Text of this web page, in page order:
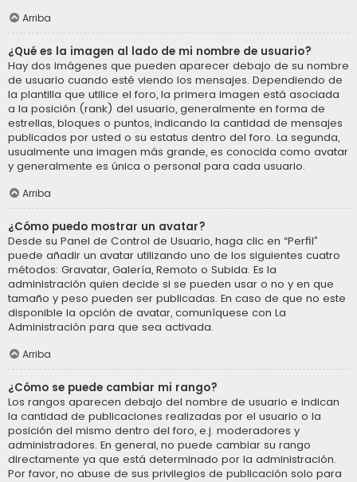
Arriba
¿Qué es la imagen al lado de mi nombre de usuario?
Hay dos imágenes que pueden aparecer debajo de su nombre
de usuario cuando esté viendo los mensajes. Dependiendo de
la plantilla que utilice el foro, la primera imagen está asociada
a la posición (rank) del usuario, generalmente en forma de
estrellas, bloques o puntos, indicando la cantidad de mensajes
publicados por usted o su estatus dentro del foro. La segunda,
usualmente una imagen más grande, es conocida como avatar
y generalmente es única o personal para cada usuario.
Arriba
¿Cómo puedo mostrar un avatar?
Desde su Panel de Control de Usuario, haga clic en “Perfil”
puede añadir un avatar utilizando uno de los siguientes cuatro
métodos: Gravatar, Galería, Remoto o Subida. Es la
administración quien decide si se pueden usar o no y en que
tamaño y peso pueden ser publicadas. En caso de que no este
disponible la opción de avatar, comuníquese con La
Administración para que sea activada.
Arriba
¿Cómo se puede cambiar mi rango?
Los rangos aparecen debajo del nombre de usuario e indican
la cantidad de publicaciones realizadas por el usuario o la
posición del mismo dentro del foro, e.j. moderadores y
administradores. En general, no puede cambiar su rango
directamente ya que está determinado por la administración.
Por favor, no abuse de sus privilegios de publicación solo para